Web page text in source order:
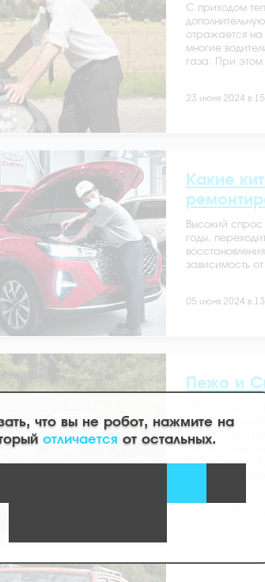
С приходом
отражается на
многие
газа. При этом
23 июня 2024 в
Какие
Высокий
годы,
зависимость
05 июня 2024 в
Пежо и
модели,
онлайн,
ближайшего
что вы не робот, нажмите на
отличается от остальных.